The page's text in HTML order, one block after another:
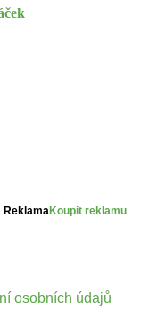
ReklamaKoupit reklamu
osobních údajů